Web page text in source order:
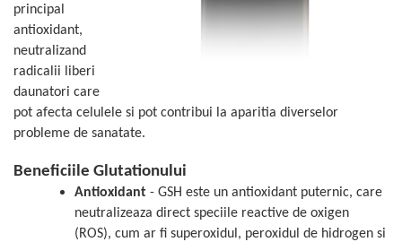
Beauty of Joseon
PETITFEE
Mary & May
COSRX
BIODANCE
OOTD
Haruharu Wonder
Resveratrol
Scortisoara
Seleniu
Seminte de in
Silimarina
Ulei de cocos
principal
antioxidant,
neutralizand
radicalii liberi
daunatori care
pot afecta celulele si pot contribui la aparitia diverselor
probleme de sanatate.
Beneficiile Glutationului
Antioxidant - GSH este un antioxidant puternic, care
neutralizeaza direct speciile reactive de oxigen
(ROS), cum ar fi superoxidul, peroxidul de hidrogen si